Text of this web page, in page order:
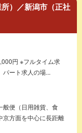
）／新潟市（正社
円 ※フルタイム求
パート求人の場...
般便（日用雑貨、食
京方面を中心に長距離